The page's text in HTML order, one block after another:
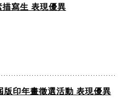
寫生 表現優異
印年畫徵選活動 表現優異